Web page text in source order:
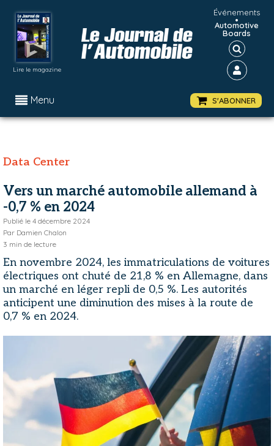
Lire le magazine
Événements
•
Automotive
Boards
Menu S'ABONNER
Data Center
Vers un marché automobile allemand à
-0,7 % en 2024
Publié le 4 décembre 2024
Par Damien Chalon
3 min de lecture
En novembre 2024, les immatriculations de voitures
électriques ont chuté de 21,8 % en Allemagne, dans
un marché en léger repli de 0,5 %. Les autorités
anticipent une diminution des mises à la route de
0,7 % en 2024.